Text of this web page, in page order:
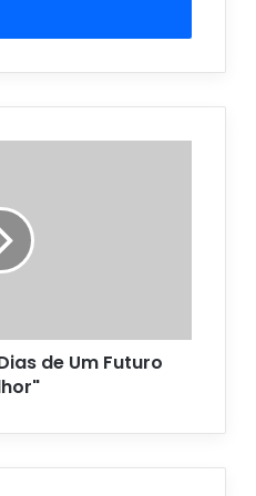
de Um Futuro